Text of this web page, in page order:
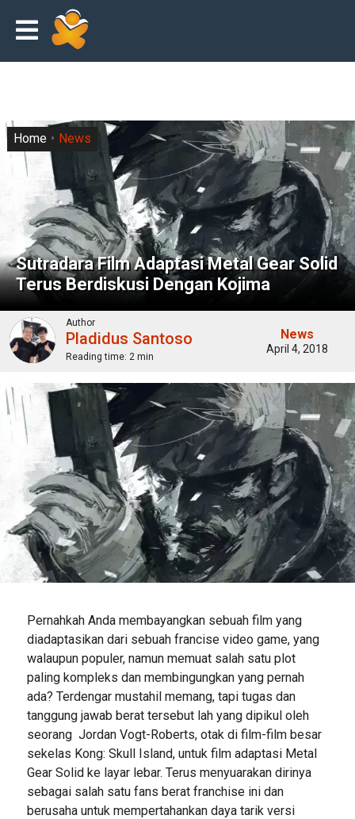
Sutradara Film Adaptasi Metal Gear Solid
Terus Berdiskusi Dengan Kojima
Home News
Author
Pladidus Santoso
Reading time: 2 min
News
April 4, 2018
Pernahkah Anda membayangkan sebuah film yang
diadaptasikan dari sebuah francise video game, yang
walaupun populer, namun memuat salah satu plot
paling kompleks dan membingungkan yang pernah
ada? Terdengar mustahil memang, tapi tugas dan
tanggung jawab berat tersebut lah yang dipikul oleh
seorang Jordan Vogt-Roberts, otak di film-film besar
sekelas Kong: Skull Island, untuk film adaptasi Metal
Gear Solid ke layar lebar. Terus menyuarakan dirinya
sebagai salah satu fans berat franchise ini dan
berusaha untuk mempertahankan daya tarik versi